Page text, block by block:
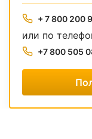
+ 7 800 200
или по
+7 800 505